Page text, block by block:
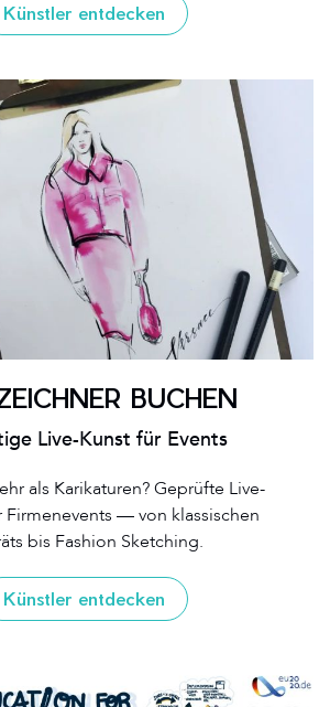
Künstler entdecken
BUCHEN
Live-Kunst für Events
als Karikaturen? Geprüfte Live-
Firmenevents — von klassischen
bis Fashion Sketching.
Künstler entdecken